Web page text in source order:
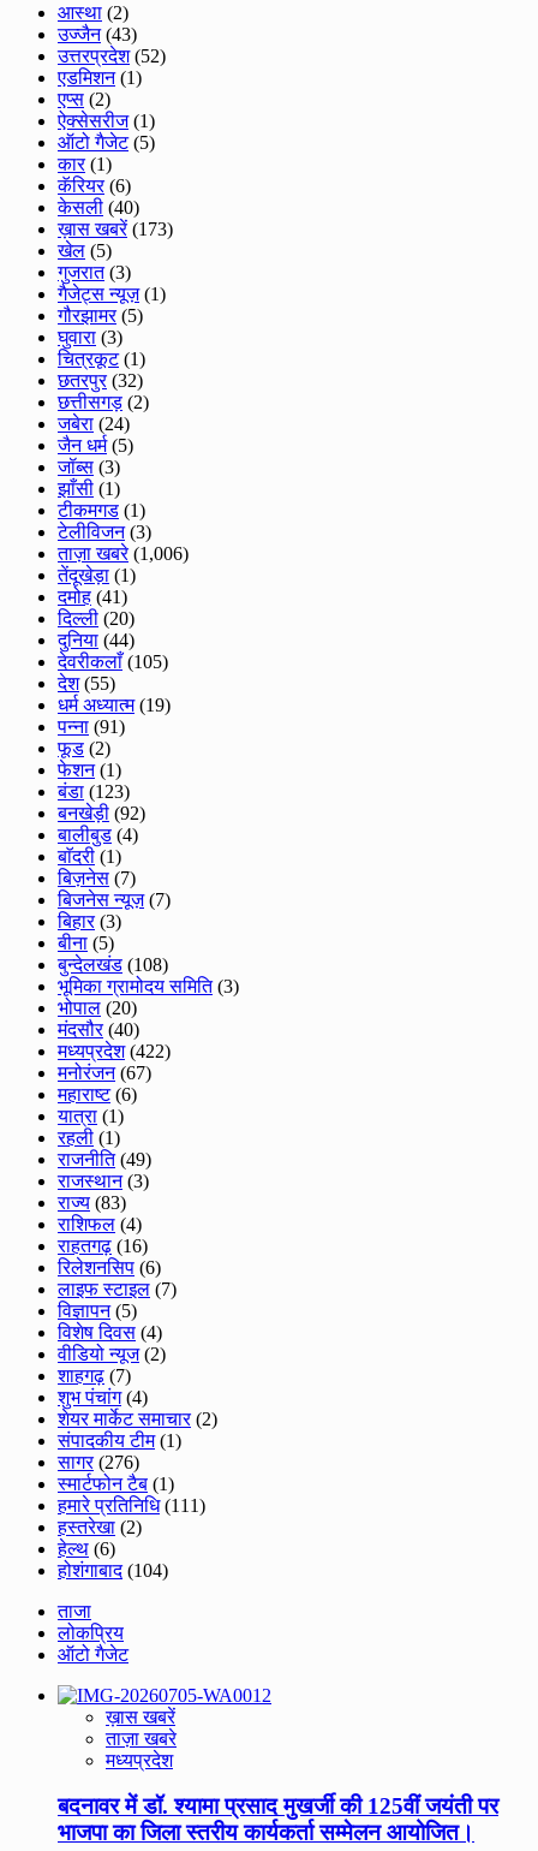
आस्था (2)
उज्जैन(43)
उत्तरप्रदेश(52)
एडमिशन(1)
एप्स (2)
ऐक्सेसरीज(1)
ऑटो गैजेट(5)
कार(1)
कॅरियर(6)
केसली (40)
ख़ास खबरें(173)
खेल (5)
गुजरात(3)
गैजेट्स न्यूज़(1)
गौरझामर(5)
घुवारा (3)
चित्रकूट(1)
छतरपुर(32)
छत्तीसगड़ (2)
जबेरा (24)
जैन धर्म(5)
जॉब्स (3)
झाँसी (1)
टीकमगड (1)
टेलीविजन(3)
ताज़ा खबरे(1,006)
तेंदूखेड़ा (1)
दमोह (41)
दिल्ली (20)
दुनिया (44)
देवरीकलाँ(105)
देश(55)
धर्म अध्यात्म(19)
पन्ना (91)
फूड (2)
फेशन(1)
बंडा (123)
बनखेड़ी (92)
बालीबुड (4)
बाॅदरी (1)
बिज़नेस (7)
बिजनेस न्यूज़(7)
बिहार(3)
बीना (5)
बुन्देलखंड (108)
भूमिका ग्रामोदय समिति(3)
भोपाल (20)
मंदसौर(40)
मध्यप्रदेश(422)
मनोरंजन(67)
महाराष्ट(6)
यात्रा (1)
रहली (1)
राजनीति(49)
राजस्थान(3)
राज्य (83)
राशिफल (4)
राहतगढ़ (16)
रिलेशनसिप (6)
लाइफ स्टाइल (7)
विज्ञापन(5)
विशेष दिवस (4)
वीडियो न्यूज(2)
शाहगढ़ (7)
शुभ पंचांग(4)
शेयर मार्केट समाचार(2)
संपादकीय टीम(1)
सागर(276)
स्मार्टफोन टैब (1)
हमारे प्रतिनिधि(111)
हस्तरेखा (2)
हेल्थ (6)
होशंगाबाद(104)
ताजा
लोकप्रिय
ऑटो गैजेट
ख़ास खबरें
ताज़ा खबरे
मध्यप्रदेश
बदनावर में डॉ. श्यामा प्रसाद मुखर्जी की 125वीं जयंती पर
भाजपा का जिला स्तरीय कार्यकर्ता सम्मेलन आयोजित।